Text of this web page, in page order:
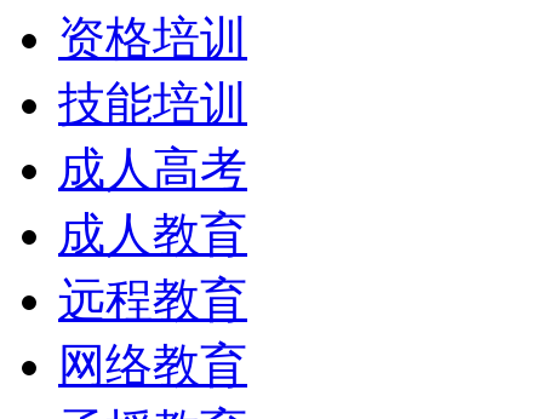
资格培训
技能培训
成人高考
成人教育
远程教育
网络教育